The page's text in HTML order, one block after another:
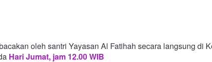
oleh santri Yayasan Al Fatihah secara langsung di
Hari Jumat, jam 12.00 WIB